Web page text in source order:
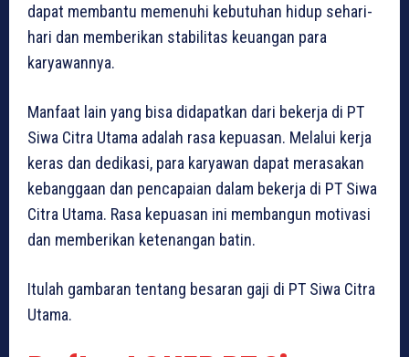
dapat membantu memenuhi kebutuhan hidup sehari-
hari dan memberikan stabilitas keuangan para
karyawannya.
Manfaat lain yang bisa didapatkan dari bekerja di PT
Siwa Citra Utama adalah rasa kepuasan. Melalui kerja
keras dan dedikasi, para karyawan dapat merasakan
kebanggaan dan pencapaian dalam bekerja di PT Siwa
Citra Utama. Rasa kepuasan ini membangun motivasi
dan memberikan ketenangan batin.
Itulah gambaran tentang besaran gaji di PT Siwa Citra
Utama.